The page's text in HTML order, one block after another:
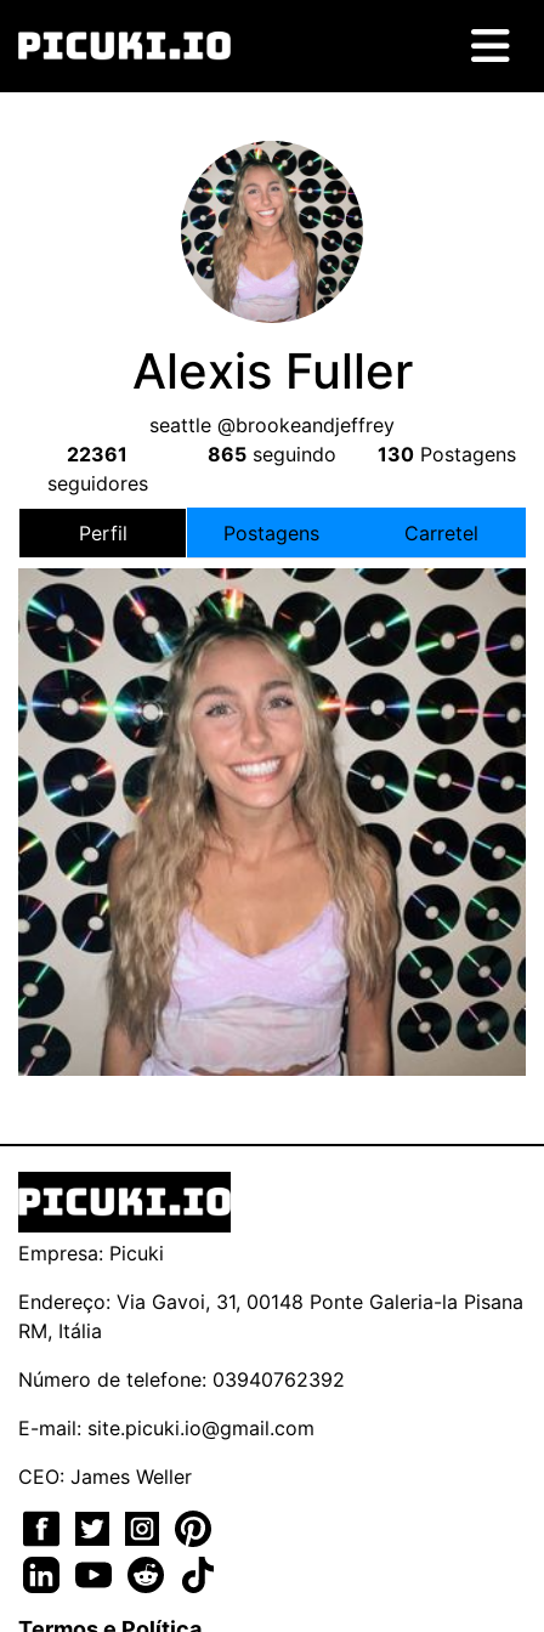
Alexis Fuller
seattle @brookeandjeffrey
22361
seguidores
865 seguindo 130 Postagens
Perfil Postagens Carretel
Empresa: Picuki
Endereço: Via Gavoi, 31, 00148 Ponte Galeria-la Pisana
RM, Itália
Número de telefone: 03940762392
E-mail: site.picuki.io@gmail.com
CEO: James Weller